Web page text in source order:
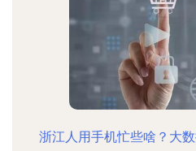
浙江人用手机忙些啥？大